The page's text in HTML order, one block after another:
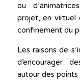
ou
projet, en virtuel
confinement du
Les raisons de
d’encourager
autour des points